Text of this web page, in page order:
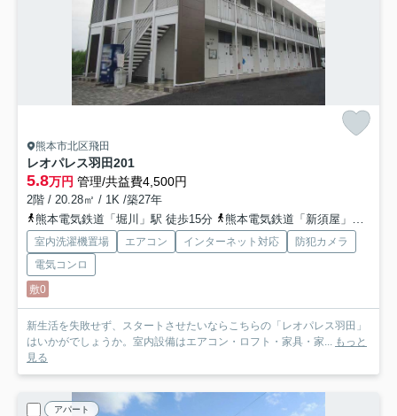
熊本市北区飛田
レオパレス羽田201
5.8万円 管理/共益費4,500円
2階 / 20.28㎡ / 1K /築27年
熊本電気鉄道「堀川」駅 徒歩15分
熊本電気鉄道「新須屋」駅 徒歩15分
室内洗濯機置場 エアコン インターネット対応
防犯カメラ
電気コンロ
敷0
新生活を失敗せず、スタートさせたいならこちらの「レオパレス羽田」
はいかがでしょうか。室内設備はエアコン・ロフト・家具・家... もっと
見る
アパート